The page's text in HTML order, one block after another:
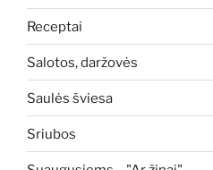
Receptai
Salotos, daržovės
Saulės šviesa
Sriubos